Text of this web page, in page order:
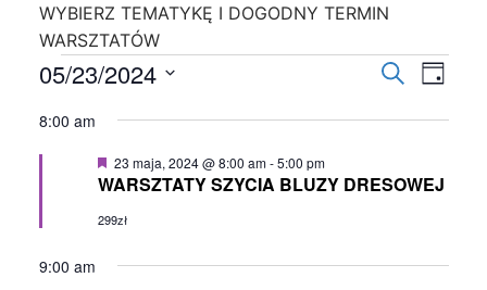
WYBIERZ TEMATYKĘ I DOGODNY TERMIN
WARSZTATÓW
Wydarzenia
maja,
2024
i
SzukajDzień
05/23/2024
datę.
8:00 am
WARSZTATY SZYCIA BLUZY DRESOWEJ
Wyróżnione
23 maja, 2024 @ 8:00 am-5:00 pm
299zł
9:00 am